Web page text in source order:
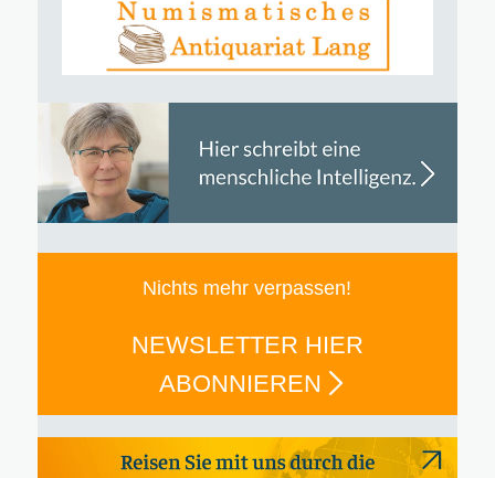
Nichts mehr verpassen!
NEWSLETTER HIER
ABONNIEREN